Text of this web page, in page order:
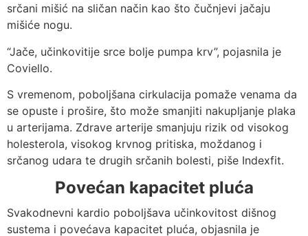
srčani mišić na sličan način kao što čučnjevi jačaju
mišiće nogu.
“Jače, učinkovitije srce bolje pumpa krv”, pojasnila je
Coviello.
S vremenom, poboljšana cirkulacija pomaže venama da
se opuste i prošire, što može smanjiti nakupljanje plaka
u arterijama. Zdrave arterije smanjuju rizik od visokog
holesterola, visokog krvnog pritiska, moždanog i
srčanog udara te drugih srčanih bolesti, piše Indexfit.
Povećan kapacitet pluća
Svakodnevni kardio poboljšava učinkovitost dišnog
sustema i povećava kapacitet pluća, objasnila je